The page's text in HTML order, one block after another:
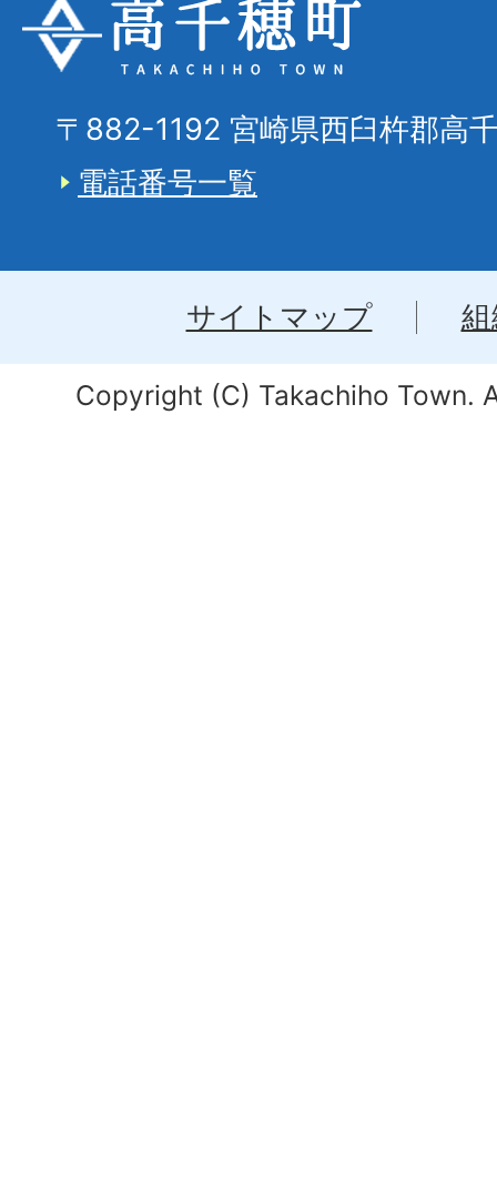
〒882-1192 宮崎県西臼杵郡高
電話番号一覧
サイトマップ
Copyright (C) Takachiho Town.